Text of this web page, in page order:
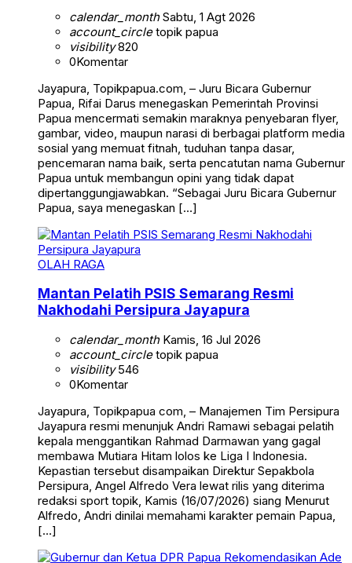
calendar_monthSabtu, 1 Agt 2026
account_circletopik papua
visibility820
0Komentar
Jayapura, Topikpapua.com, – Juru Bicara Gubernur
Papua, Rifai Darus menegaskan Pemerintah Provinsi
Papua mencermati semakin maraknya penyebaran flyer,
gambar, video, maupun narasi di berbagai platform media
sosial yang memuat fitnah, tuduhan tanpa dasar,
pencemaran nama baik, serta pencatutan nama Gubernur
Papua untuk membangun opini yang tidak dapat
dipertanggungjawabkan. “Sebagai Juru Bicara Gubernur
Papua, saya menegaskan […]
OLAH RAGA
Mantan Pelatih PSIS Semarang Resmi
Nakhodahi Persipura Jayapura
calendar_monthKamis, 16 Jul 2026
account_circletopik papua
visibility546
0Komentar
Jayapura, Topikpapua com, – Manajemen Tim Persipura
Jayapura resmi menunjuk Andri Ramawi sebagai pelatih
kepala menggantikan Rahmad Darmawan yang gagal
membawa Mutiara Hitam lolos ke Liga I Indonesia.
Kepastian tersebut disampaikan Direktur Sepakbola
Persipura, Angel Alfredo Vera lewat rilis yang diterima
redaksi sport topik, Kamis (16/07/2026) siang Menurut
Alfredo, Andri dinilai memahami karakter pemain Papua,
[…]